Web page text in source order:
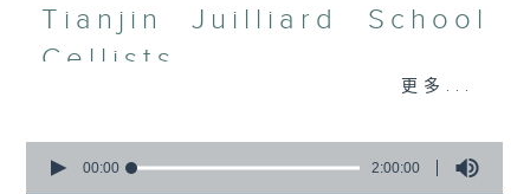
Tianjin Juilliard School
Cellists
HKAPA Cello Festival 2026:
Cellists
更多...
seconds
00:00 2:00:00